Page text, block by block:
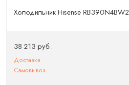
Холодильник Hisense RB390N4BW2
38 213 руб.
Доставка
Самовывоз